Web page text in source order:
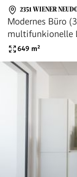
2351 WIENER
Modernes Büro
multifunkionelle
Gratis-
649 m²